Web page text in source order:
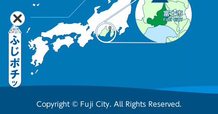
Copyright © Fuji City. All Rights Reserved.